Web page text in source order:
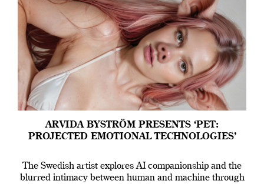
ARVIDA BYSTRÖM PRESENTS ‘PET:
PROJECTED EMOTIONAL TECHNOLOGIES’
The Swedish artist explores AI companionship and the
blurred intimacy between human and machine through